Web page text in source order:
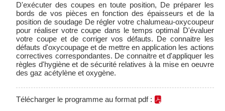
D'exécuter des coupes en toute position, De préparer les
bords de vos pièces en fonction des épaisseurs et de la
position de soudage De régler votre chalumeau-oxycoupeur
pour réaliser votre coupe dans le temps optimal D'évaluer
votre coupe et de corriger vos défauts. De connaitre les
défauts d'oxycoupage et de mettre en application les actions
correctives correspondantes. De connaitre et d'appliquer les
règles d'hygiène et de sécurité relatives à la mise en oeuvre
des gaz acétylène et oxygène.
Télécharger le programme au format pdf :